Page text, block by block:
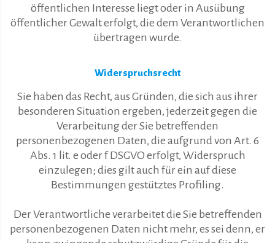
öffentlichen Interesse liegt oder in Ausübung
öffentlicher Gewalt erfolgt, die dem Verantwortlichen
übertragen wurde.
Widerspruchsrecht
Sie haben das Recht, aus Gründen, die sich aus ihrer
besonderen Situation ergeben, jederzeit gegen die
Verarbeitung der Sie betreffenden
personenbezogenen Daten, die aufgrund von Art. 6
Abs. 1 lit. e oder f DSGVO erfolgt, Widerspruch
einzulegen; dies gilt auch für ein auf diese
Bestimmungen gestütztes Profiling.
Der Verantwortliche verarbeitet die Sie betreffenden
personenbezogenen Daten nicht mehr, es sei denn, er